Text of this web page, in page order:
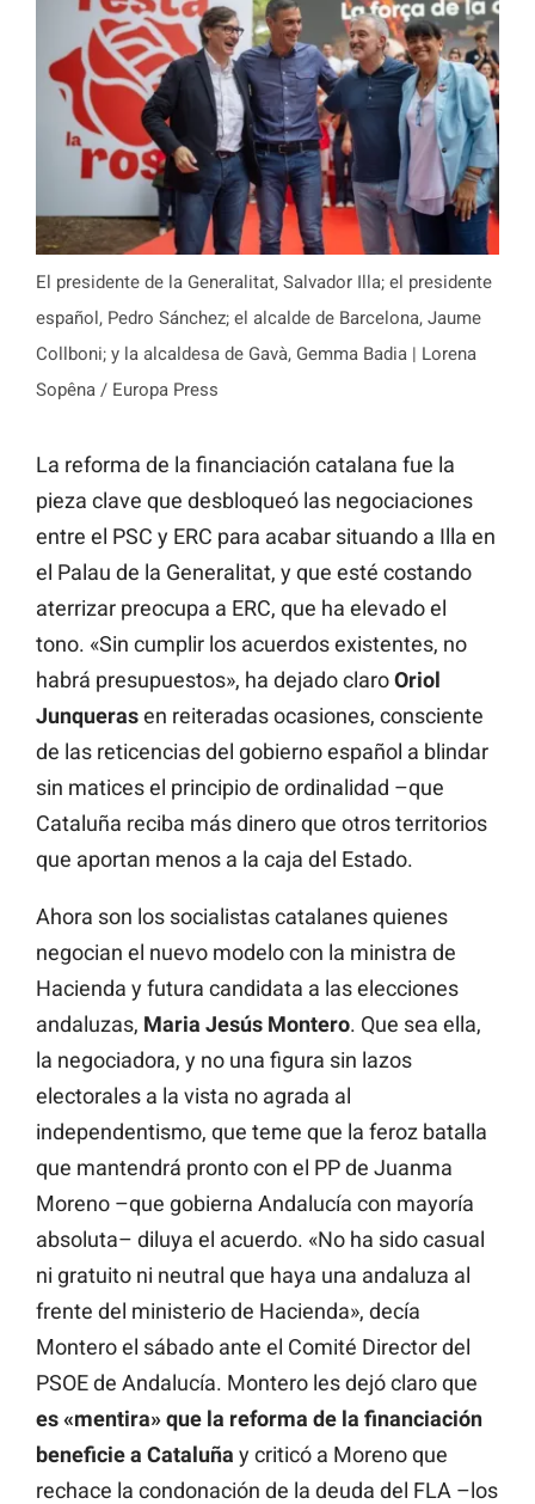
El presidente de la Generalitat, Salvador Illa; el presidente
español, Pedro Sánchez; el alcalde de Barcelona, Jaume
Collboni; y la alcaldesa de Gavà, Gemma Badia | Lorena
Sopêna / Europa Press
La reforma de la financiación catalana fue la
pieza clave que desbloqueó las negociaciones
entre el PSC y ERC para acabar situando a Illa en
el Palau de la Generalitat, y que esté costando
aterrizar preocupa a ERC, que ha elevado el
tono. «Sin cumplir los acuerdos existentes, no
habrá presupuestos», ha dejado claroOriol
Junquerasen reiteradas ocasiones, consciente
de las reticencias del gobierno español a blindar
sin matices el principio de ordinalidad –que
Cataluña reciba más dinero que otros territorios
que aportan menos a la caja del Estado.
Ahora son los socialistas catalanes quienes
negocian el nuevo modelo con la ministra de
Hacienda y futura candidata a las elecciones
andaluzas, Maria Jesús Montero. Que sea ella,
la negociadora, y no una figura sin lazos
electorales a la vista no agrada al
independentismo, que teme que la feroz batalla
que mantendrá pronto con el PP de Juanma
Moreno –que gobierna Andalucía con mayoría
absoluta– diluya el acuerdo. «No ha sido casual
ni gratuito ni neutral que haya una andaluza al
frente del ministerio de Hacienda», decía
Montero el sábado ante el Comité Director del
PSOE de Andalucía. Montero les dejó claro que
es «mentira» que la reforma de la financiación
beneficie a Cataluña y criticó a Moreno que
rechace la condonación de la deuda del FLA –los